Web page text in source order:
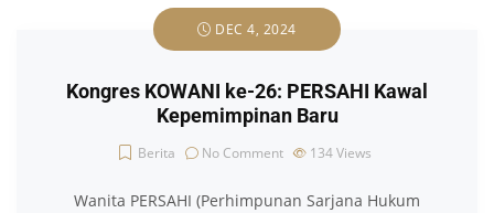
DEC 4, 2024
Kongres KOWANI ke-26: PERSAHI Kawal
Kepemimpinan Baru
Berita No Comment 134Views
Wanita PERSAHI (Perhimpunan Sarjana Hukum